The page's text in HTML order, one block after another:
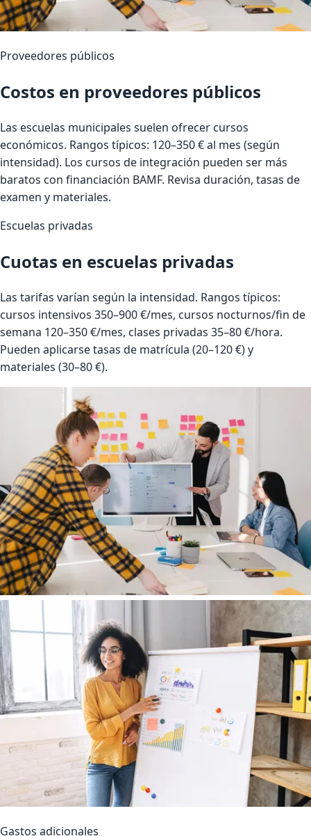
Proveedores públicos
Costos en proveedores públicos
Las escuelas municipales suelen ofrecer cursos
económicos. Rangos típicos: 120–350 € al mes (según
intensidad). Los cursos de integración pueden ser más
baratos con financiación BAMF. Revisa duración, tasas de
examen y materiales.
Escuelas privadas
Cuotas en escuelas privadas
Las tarifas varían según la intensidad. Rangos típicos:
cursos intensivos 350–900 €/mes, cursos nocturnos/fin de
semana 120–350 €/mes, clases privadas 35–80 €/hora.
Pueden aplicarse tasas de matrícula (20–120 €) y
materiales (30–80 €).
Gastos adicionales